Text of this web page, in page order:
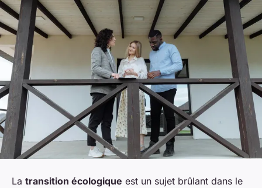
La transition écologique est un sujet brûlant dans le